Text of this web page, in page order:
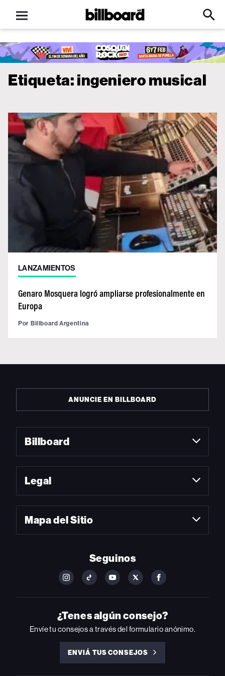
Open
menu
Billboard
Click
Input
Etiqueta:ingeniero musical
LANZAMIENTOS
Genaro Mosquera logró ampliarse profesionalmente en
Europa
Por Billboard Argentina
ANUNCIE EN BILLBOARD
Billboard
Legal
Mapa del Sitio
Seguinos
FOLLOW
ON
INSTAGRAM
FOLLOW
ON
YOUTUBE
FOLLOW
ON
YOUTUBE
FOLLOW
ON
FOLLOW
ON
FACEBOOK
¿Tenes algún consejo?
Envíe tu consejos a través del formulario anónimo.
ENVIÁ TUS CONSEJOS
ENVIÁ